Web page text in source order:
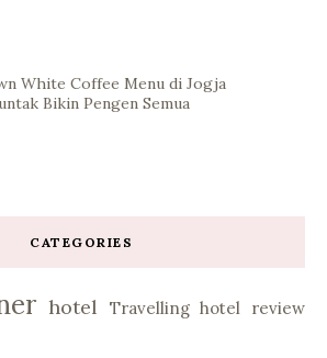
White Coffee Menu di Jogja
Bikin Pengen Semua
CATEGORIES
hotel Travelling hotel review